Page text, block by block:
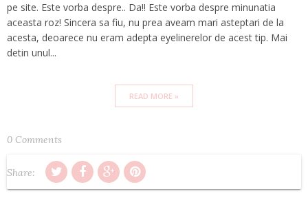
pe site. Este vorba despre.. Da!! Este vorba despre minunatia
aceasta roz! Sincera sa fiu, nu prea aveam mari asteptari de la
acesta, deoarece nu eram adepta eyelinerelor de acest tip. Mai
detin unul...
READ MORE »
0 Comments
Share: